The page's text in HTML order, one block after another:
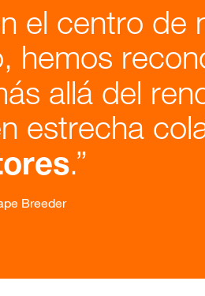
el centro de
hemos
allá del
estrecha
.
Breeder